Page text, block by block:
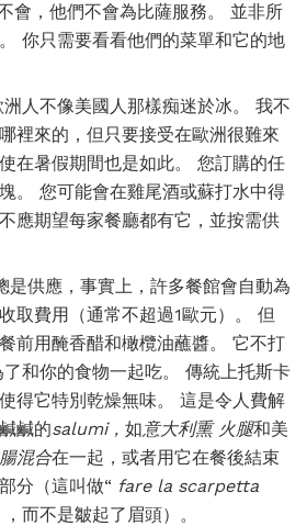
會，他們不會為比薩服務。 並非所
你只需要看看他們的菜單和它的地
人不像美國人那樣痴迷於冰。 我不
裡來的，但只要接受在歐洲很難來
在暑假期間也是如此。 您訂購的任
。 您可能會在雞尾酒或蘇打水中得
應期望每家餐廳都有它，並按需供
供應，事實上，許多餐館會自動為
取費用（通常不超過1歐元）。 但
前用醃香醋和橄欖油蘸醬。 它不打
和你的食物一起吃。 傳統上托斯卡
得它特別乾燥無味。 這是令人費解
鹹的salumi， 如意大利熏 火腿和美
混合在一起，或者用它在餐後結束
分（這叫做“ fare la scarpetta
而不是皺起了眉頭）。